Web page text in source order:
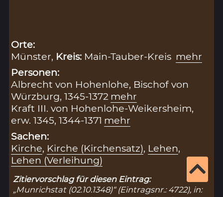
Orte:
Münster, Kreis: Main-Tauber-Kreis mehr
Personen:
Albrecht von Hohenlohe, Bischof von
Würzburg, 1345-1372 mehr
Kraft III. von Hohenlohe-Weikersheim,
erw. 1345, 1344-1371 mehr
Sachen:
Kirche, Kirche (Kirchensatz), Lehen,
Lehen (Verleihung)
Zitiervorschlag für diesen Eintrag:
„Munrichstat (02.10.1348)“ (Eintragsnr.: 4722), in: